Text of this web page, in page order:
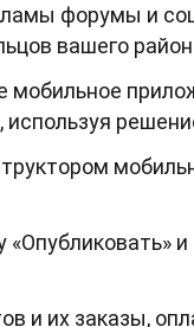
форумы и
вашего
мобильное
«Опубликовать»
и их заказы,